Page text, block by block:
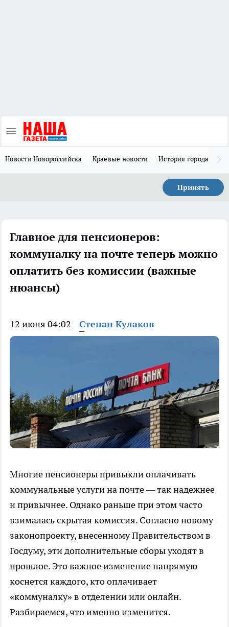
Новости Новороссийска Краевые новости История города Н
Принять
Главное для пенсионеров:
коммуналку на почте теперь можно
оплатить без комиссии (важные
нюансы)
12 июня 04:02 Степан Кулаков
Многие пенсионеры привыкли оплачивать
коммунальные услуги на почте — так надежнее
и привычнее. Однако раньше при этом часто
взималась скрытая комиссия. Согласно новому
законопроекту, внесенному Правительством в
Госдуму, эти дополнительные сборы уходят в
прошлое. Это важное изменение напрямую
коснется каждого, кто оплачивает
«коммуналку» в отделении или онлайн.
Разбираемся, что именно изменится.